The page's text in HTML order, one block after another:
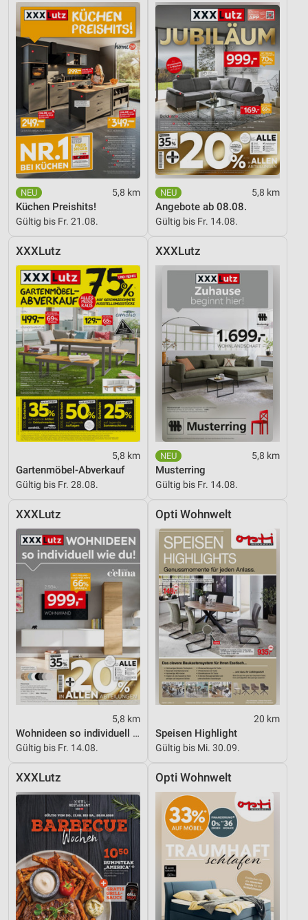
5,8 km
Küchen Preishits!
Gültig bis Fr. 21.08.
5,8 km
Angebote ab 08.08.
Gültig bis Fr. 14.08.
XXXLutz
5,8 km
Gartenmöbel-Abverkauf
Gültig bis Fr. 28.08.
XXXLutz
5,8 km
Musterring
Gültig bis Fr. 14.08.
XXXLutz
5,8 km
Wohnideen so individuell wie du!
Gültig bis Fr. 14.08.
Opti Wohnwelt
20 km
Speisen Highlight
Gültig bis Mi. 30.09.
XXXLutz Opti Wohnwelt